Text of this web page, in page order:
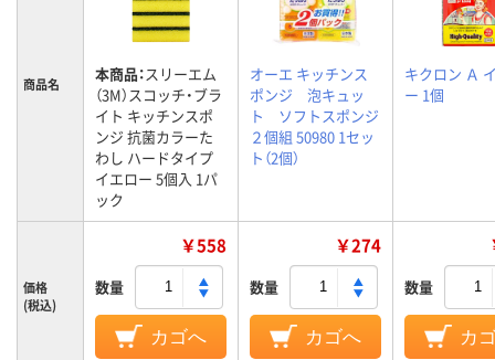
商品名 本商品：スリーエム
（3M）スコッチ・ブラ
イト キッチンスポ
ンジ 抗菌カラーた
わし ハードタイプ
イエロー 5個入 1パ
ック
オーエ キッチンス
ポンジ 泡キュッ
ト ソフトスポンジ
２個組 50980 1セッ
ト（2個）
キクロン Ａ
ー 1個
価格
(税込)
￥558
数量
カゴへ
￥274
数量
カゴへ
数量
カ